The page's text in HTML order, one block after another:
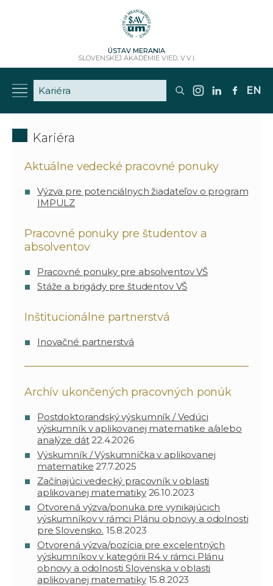
ÚSTAV MERANIA
SLOVENSKEJ AKADÉMIE VIED, V.V.I.
EN
Kariéra
Aktuálne vedecké pracovné ponuky
Výzva pre potenciálnych žiadateľov o program
IMPULZ
Pracovné ponuky pre študentov a
absolventov
Pracovné ponuky pre absolventov VŠ
Stáže a brigády pre študentov VŠ
Inštitucionálne partnerstvá
Inovačné partnerstvá
Archív ukončených pracovných ponúk
Postdoktorandský výskumník / Vedúci
výskumník v aplikovanej matematike a/alebo
analýze dát 22.4.2026
Výskumník / Výskumníčka v aplikovanej
matematike 27.7.2025
Začínajúci vedecký pracovník v oblasti
aplikovanej matematiky 26.10.2023
Otvorená výzva/ponuka pre vynikajúcich
výskumníkov v rámci Plánu obnovy a odolnosti
pre Slovensko. 15.8.2023
Otvorená výzva/pozícia pre excelentných
výskumníkov v kategórii R4 v rámci Plánu
obnovy a odolnosti Slovenska v oblasti
aplikovanej matematiky 15.8.2023